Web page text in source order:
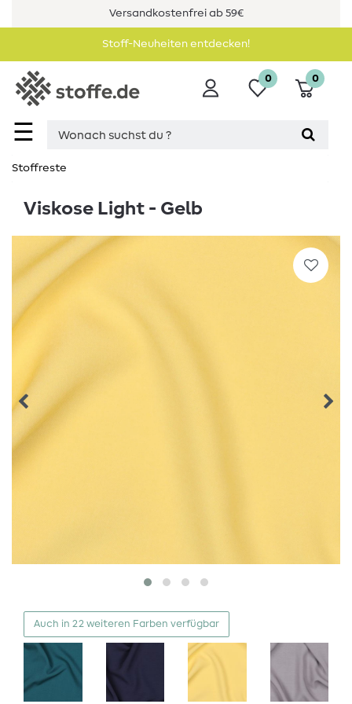
Versandkostenfrei ab 59€
Stoff-Neuheiten entdecken!
☰
0 0
Stoffreste
Viskose Light - Gelb
Auch in 22 weiteren Farben verfügbar